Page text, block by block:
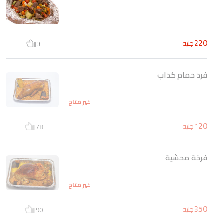
220جنيه 3
فرد حمام كداب
غير متاح
120جنيه 78
فرخة محشية
غير متاح
350جنيه 90